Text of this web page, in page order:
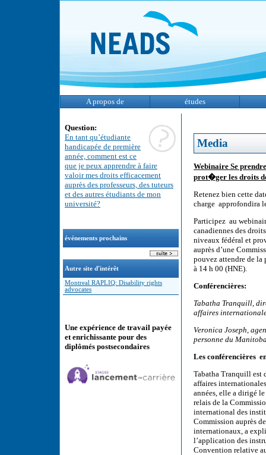
A propos de études
Question:
En tant qu’étudiante
handicapée de première
année, comment est ce
que je peux apprendre à faire
valoir mes droits efficacement
auprès des professeurs, des tuteurs
et des autres étudiants de mon
université?
événements prochains
Autre site d'intérêt
Montreal RAPLIQ: Disability rights
advocates
Une expérience de travail payée
et enrichissante pour des
diplômés postsecondaires
Media
Webinaire Se
prot�ger les droits
Retenez bien cette
charge approfondira
Participez au
canadiennes des
niveaux fédéral et
auprès d’une
pouvez attendre de la
à 14 h 00 (HNE).
Conférencières:
Tabatha Tranquill,
affaires
Veronica Joseph,
personne du
Les conférencières
Tabatha Tranquill est
affaires
années, elle a dirigé
relais de la
international des
Commission auprès
internationaux, a
l’application des
Convention relative